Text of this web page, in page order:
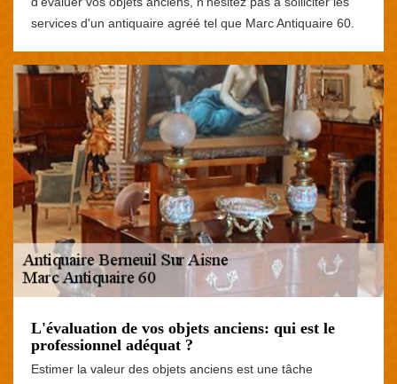
services d'un antiquaire agréé tel que Marc Antiquaire 60.
L'évaluation de vos objets anciens: qui est le
professionnel adéquat ?
Estimer la valeur des objets anciens est une tâche